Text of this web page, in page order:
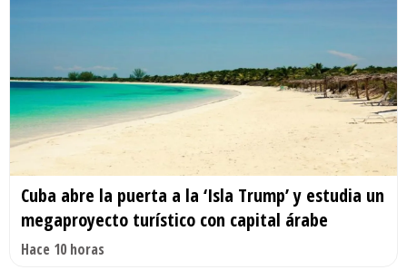
Cuba abre la puerta a la ‘Isla Trump’ y estudia un
megaproyecto turístico con capital árabe
Hace 10 horas